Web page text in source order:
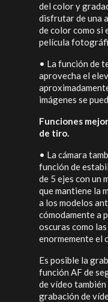
del color y
disfrutar de una
de color como si
película
• La función de
aprovecha el
imágenes se
Funciones
de tiro.
• La cámara
función de
de 5 ejes con un
que mantiene la
a los modelos
cómodamente a
oscuras como
enormemente el
Es posible la
función AF de
de vídeo
grabación de